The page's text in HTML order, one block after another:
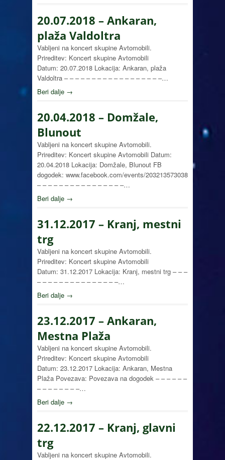
20.07.2018 – Ankaran,
plaža Valdoltra
Vabljeni na koncert skupine Avtomobili.
Prireditev: Koncert skupine Avtomobili
Datum: 20.07.2018 Lokacija: Ankaran, plaža
Valdoltra – – – – – – – – – – – – – – – – – –…
Beri dalje →
20.04.2018 – Domžale,
Blunout
Vabljeni na koncert skupine Avtomobili.
Prireditev: Koncert skupine Avtomobili Datum:
20.04.2018 Lokacija: Domžale, Blunout FB
dogodek: www.facebook.com/events/2032135730381346
– – – – – – – – – – – – – – – –…
Beri dalje →
31.12.2017 – Kranj, mestni
trg
Vabljeni na koncert skupine Avtomobili.
Prireditev: Koncert skupine Avtomobili
Datum: 31.12.2017 Lokacija: Kranj, mestni trg – – –
– – – – – – – – – – – – – – –…
Beri dalje →
23.12.2017 – Ankaran,
Mestna Plaža
Vabljeni na koncert skupine Avtomobili.
Prireditev: Koncert skupine Avtomobili
Datum: 23.12.2017 Lokacija: Ankaran, Mestna
Plaža Povezava: Povezava na dogodek – – – – – –
– – – – – – – –…
Beri dalje →
22.12.2017 – Kranj, glavni
trg
Vabljeni na koncert skupine Avtomobili.